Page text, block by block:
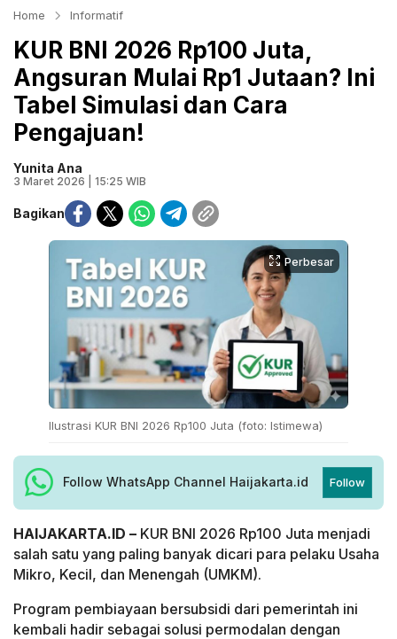
Home Informatif
KUR BNI 2026 Rp100 Juta,
Angsuran Mulai Rp1 Jutaan? Ini
Tabel Simulasi dan Cara
Pengajuan!
Yunita Ana
3 Maret 2026 | 15:25 WIB
Bagikan
Perbesar
Ilustrasi KUR BNI 2026 Rp100 Juta (foto: Istimewa)
Follow WhatsApp Channel Haijakarta.id Follow
HAIJAKARTA.ID – KUR BNI 2026 Rp100 Juta menjadi
salah satu yang paling banyak dicari para pelaku Usaha
Mikro, Kecil, dan Menengah (UMKM).
Program pembiayaan bersubsidi dari pemerintah ini
kembali hadir sebagai solusi permodalan dengan